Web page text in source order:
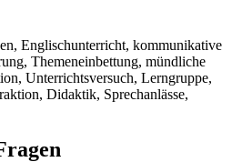
Englischunterricht, kommunikative
Themeneinbettung, mündliche
Unterrichtsversuch, Lerngruppe,
Didaktik, Sprechanlässe,